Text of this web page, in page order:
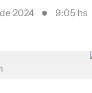
2024 9:05 hs